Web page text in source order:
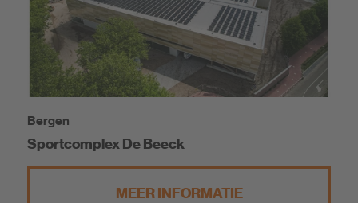
Bergen
Sportcomplex De Beeck
MEER INFORMATIE